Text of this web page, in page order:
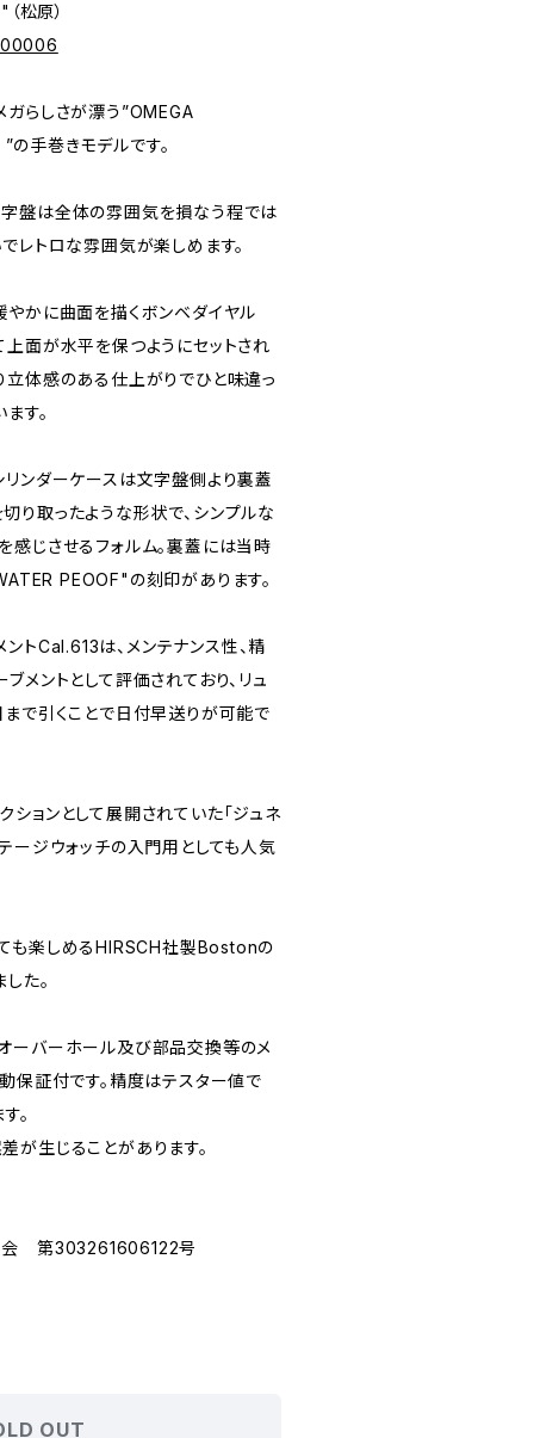
松原）
らしさが漂う”OMEGA
の手巻きモデルです。
盤は全体の雰囲気を損なう程では
レトロな雰囲気が楽しめます。
やかに曲面を描くボンベダイヤル
上面が水平を保つようにセットされ
立体感のある仕上がりでひと味違っ
す。
リンダーケースは文字盤側より裏蓋
り取ったような形状で、シンプルな
感じさせるフォルム。裏蓋には当時
PEOOF"の刻印があります。
トCal.613は、メンテナンス性、精
メントとして評価されており、リュ
で引くことで日付早送りが可能で
ョンとして展開されていた「ジュネ
ージウォッチの入門用としても人気
も楽しめるHIRSCH社製Bostonの
た。
ーバーホール及び部品交換等のメ
保証付です。精度はテスター値で
。
生じることがあります。
会 第303261606122号
OUT